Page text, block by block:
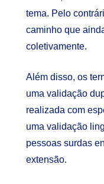
tema. Pelo
caminho que
coletivamente.
Além disso, os
uma validação
realizada com
uma validação
pessoas surdas
extensão.